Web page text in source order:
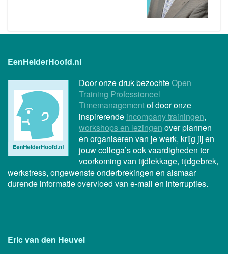
EenHelderHoofd.nl
Door onze druk bezochteOpen
Training Professioneel
Timemanagementof door onze
inspirerende incompany trainingen,
workshops en lezingen over plannen
en organiseren van je werk, krijg jij en
jouw collega’s ook vaardigheden ter
voorkoming van tijdlekkage, tijdgebrek,
werkstress, ongewenste onderbrekingen en alsmaar
durende informatie overvloed van e-mail en interrupties.
Eric van den Heuvel